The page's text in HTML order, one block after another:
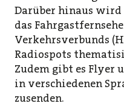
Darüber hinaus wird
das
Verkehrsverbunds
Radiospots
Zudem gibt es Flyer
in verschiedenen
zusenden.